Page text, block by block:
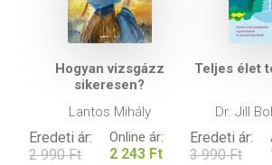
Hogyan vizsgázz
sikeresen?
Lantos Mihály
Eredeti ár:
2 990 Ft
Online ár:
2 243 Ft
Teljes élet
Dr. Jill
Eredeti ár:
3 990 Ft